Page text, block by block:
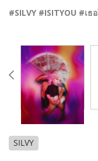
#SILVY #ISITYOU #เธ
SILVY